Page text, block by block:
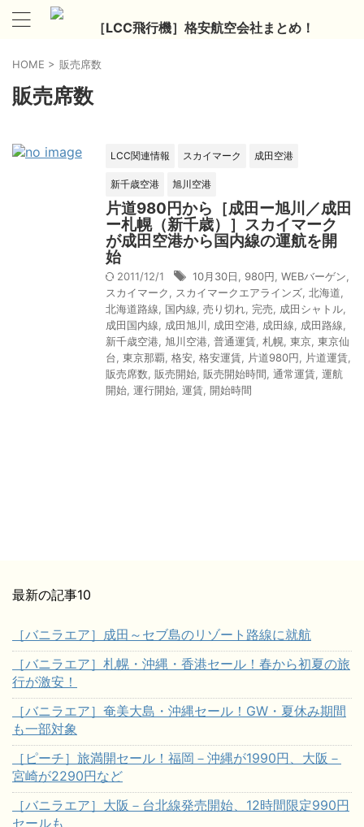
［LCC飛行機］格安航空会社まとめ！
HOME > 販売席数
販売席数
LCC関連情報 スカイマーク 成田空港
新千歳空港 旭川空港
片道980円から［成田ー旭川／成田
ー札幌（新千歳）］スカイマーク
が成田空港から国内線の運航を開
始
2011/12/1 10月30日 980円 WEBバーゲン
スカイマーク
スカイマークエアラインズ 北海道
北海道路線
国内線 売り切れ 完売 成田シャトル
成田国内線
成田旭川 成田空港 成田線 成田路線
新千歳空港 旭川空港 普通運賃 札幌 東京 東京仙
台 東京那覇 格安 格安運賃 片道980円 片道運賃
販売席数 販売開始 販売開始時間 通常運賃 運航
開始 運行開始 運賃 開始時間
最新の記事10
［バニラエア］成田～セブ島のリゾート路線に就航
［バニラエア］札幌・沖縄・香港セール！春から初夏の旅
行が激安！
［バニラエア］奄美大島・沖縄セール！GW・夏休み期間
も一部対象
［ピーチ］旅満開セール！福岡－沖縄が1990円、大阪－
宮崎が2290円など
［バニラエア］大阪－台北線発売開始、12時間限定990円
セールも